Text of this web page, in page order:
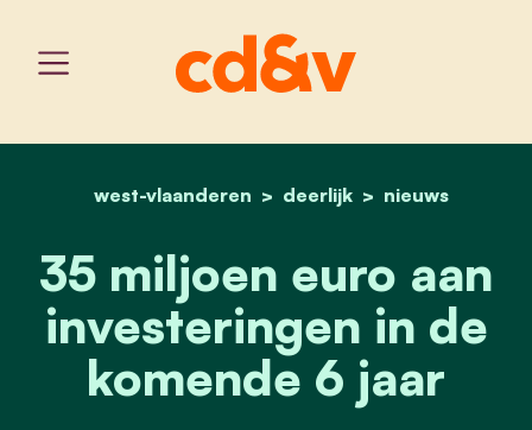
home
west-vlaanderen deerlijk nieuws
35 miljoen euro aan
35 miljoen euro aan
investeringen in de
komende 6 jaar